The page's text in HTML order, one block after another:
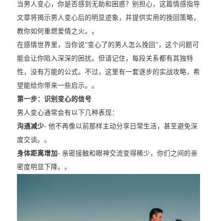
当男人变心，你是否感到无助和困惑？别担心，这篇情感指导
文章将揭示男人变心后的明显迹象，并提供实用的挽回策略，
教你如何重燃爱情之火。。
在感情世界里，当你说“变心了的男人怎么挽回”，这个问题可
能会让你陷入深深的困扰。但请记住，每段关系都有其独特
性，没有万能的公式。不过，这里有一套逐步的实战攻略，希
望能给你带来一些启示。。
第一步：识别变心的信号
男人变心通常会有以下几种表现：
沟通减少- 他不再像以前那样主动分享日常生活，甚至避免深
度交谈。。
身体距离增加- 亲密接触和眼神交流变得稀少，你们之间的亲
密度明显下降。。